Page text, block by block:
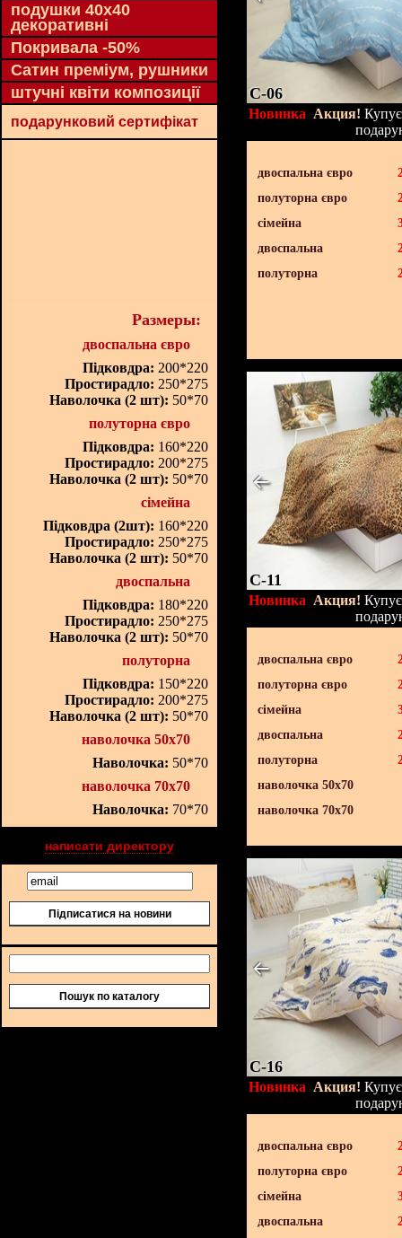
подушки 40х40
декоративні
Покривала -50%
Сатин преміум, рушники
штучні квіти композиції
подарунковий сертифікат
Размеры:
двоспальна євро
Підковдра: 200*220
Простирадло: 250*275
Наволочка (2 шт): 50*70
полуторна євро
Підковдра: 160*220
Простирадло: 200*275
Наволочка (2 шт): 50*70
сімейна
Підковдра (2шт): 160*220
Простирадло: 250*275
Наволочка (2 шт): 50*70
двоспальна
Підковдра: 180*220
Простирадло: 250*275
Наволочка (2 шт): 50*70
полуторна
Підковдра: 150*220
Простирадло: 200*275
Наволочка (2 шт): 50*70
наволочка 50х70
Наволочка: 50*70
наволочка 70х70
Наволочка: 70*70
написати директору
Підписатися на новини
Пошук по каталогу
C-06
Новинка Акция!
двоспальна євро
полуторна євро
сімейна
двоспальна
полуторна
C-11
Новинка Акция!
двоспальна євро
полуторна євро
сімейна
двоспальна
полуторна
наволочка 50х70
наволочка 70х70
C-16
Новинка Акция!
двоспальна євро
полуторна євро
сімейна
двоспальна